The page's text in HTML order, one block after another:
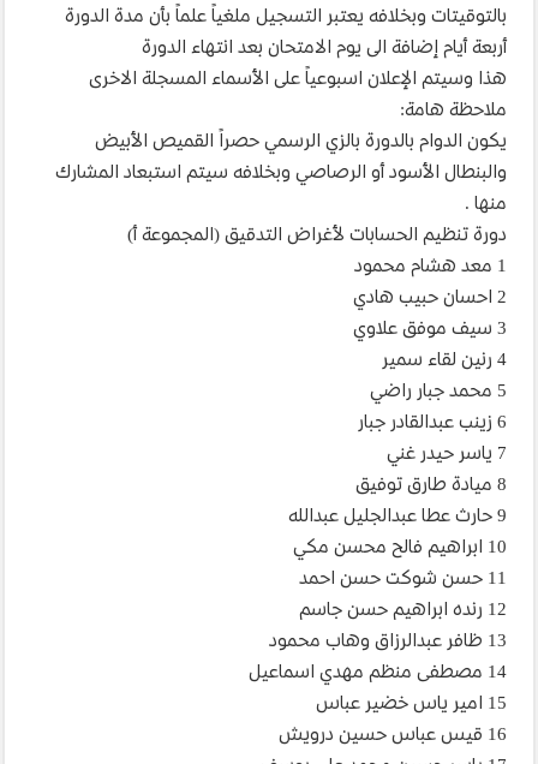
بالتوقيتات وبخلافه يعتبر التسجيل ملغياً علماً بأن مدة الدورة
أربعة أيام إضافة الى يوم الامتحان بعد انتهاء الدورة
هذا وسيتم الإعلان اسبوعياً على الأسماء المسجلة الاخرى
ملاحظة هامة:
يكون الدوام بالدورة بالزي الرسمي حصراً القميص الأبيض
والبنطال الأسود أو الرصاصي وبخلافه سيتم استبعاد المشارك
منها .
دورة تنظيم الحسابات لأغراض التدقيق (المجموعة أ)
1 معد هشام محمود
2 احسان حبيب هادي
3 سيف موفق علاوي
4 رنين لقاء سمير
5 محمد جبار راضي
6 زينب عبدالقادر جبار
7 ياسر حيدر غني
8 ميادة طارق توفيق
9 حارث عطا عبدالجليل عبدالله
10 ابراهيم فالح محسن مكي
11 حسن شوكت حسن احمد
12 رنده ابراهيم حسن جاسم
13 ظافر عبدالرزاق وهاب محمود
14 مصطفى منظم مهدي اسماعيل
15 امير ياس خضير عباس
16 قيس عباس حسين درويش